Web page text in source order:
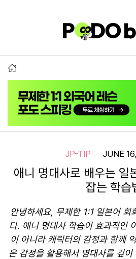
JP-TIP JUNE
애니 명대사로 배우는
잡는 학습
안녕하세요, 무제한 1:1 일본어 회
다. 애니 명대사 학습이 효과적인
이 아니라 캐릭터의 감정과 함께
은 감정을 활용해서 명대사를 깊